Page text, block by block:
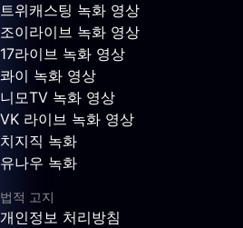
트위캐스팅 녹화 영상
조이라이브 녹화 영상
17라이브 녹화 영상
콰이 녹화 영상
니모TV 녹화 영상
VK 라이브 녹화 영상
치지직 녹화
유나우 녹화
법적 고지
개인정보 처리방침